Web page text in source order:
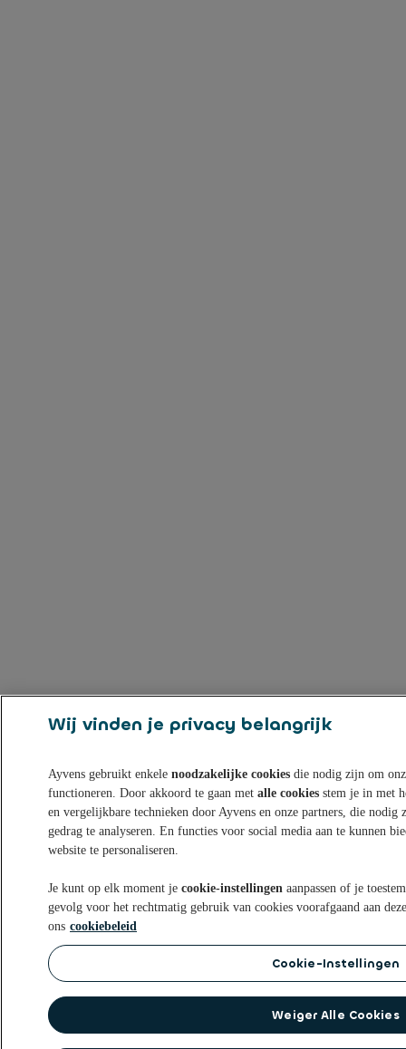
Wij vinden je privacy belangrijk
Ayvens gebruikt enkelenoodzakelijke cookies die nodig zijn om
functioneren. Door akkoord te gaan metalle cookies stem je in met
en vergelijkbare technieken door Ayvens en onze partners, die
gedrag te analyseren. En functies voor social media aan te kunnen
website te personaliseren.
Je kunt op elk moment jecookie-instellingen aanpassen of je
gevolg voor het rechtmatig gebruik van cookies voorafgaand aan
ons cookiebeleid
Cookie-Instellingen
Weiger Alle Cookies